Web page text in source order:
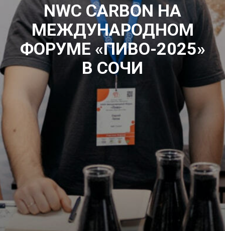
NWC CARBON НА
МЕЖДУНАРОДНОМ
ФОРУМЕ «ПИВО-2025»
В СОЧИ